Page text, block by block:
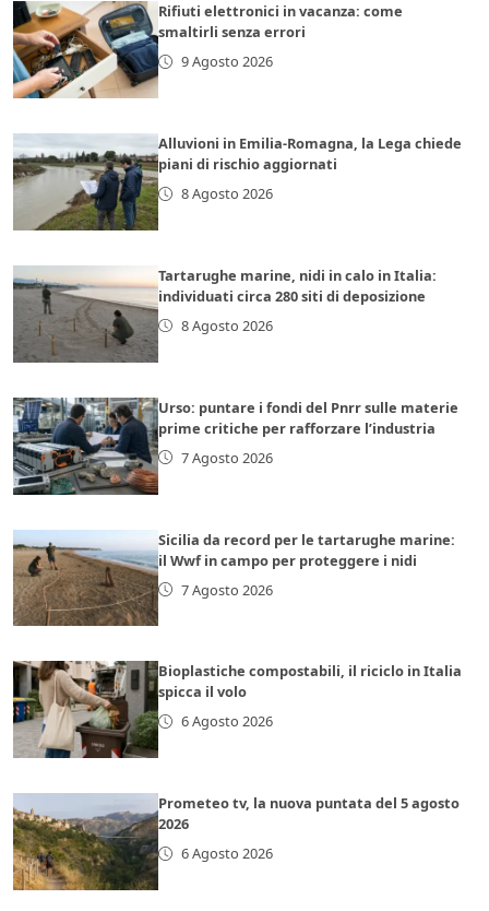
Rifiuti elettronici in vacanza: come
smaltirli senza errori
9 Agosto 2026
Alluvioni in Emilia-Romagna, la Lega chiede
piani di rischio aggiornati
8 Agosto 2026
Tartarughe marine, nidi in calo in Italia:
individuati circa 280 siti di deposizione
8 Agosto 2026
Urso: puntare i fondi del Pnrr sulle materie
prime critiche per rafforzare l’industria
7 Agosto 2026
Sicilia da record per le tartarughe marine:
il Wwf in campo per proteggere i nidi
7 Agosto 2026
Bioplastiche compostabili, il riciclo in Italia
spicca il volo
6 Agosto 2026
Prometeo tv, la nuova puntata del 5 agosto
2026
6 Agosto 2026